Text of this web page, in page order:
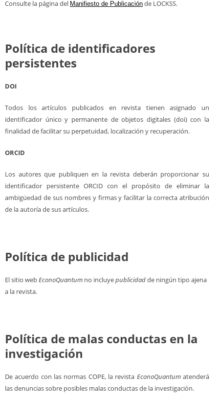
Consulte la página del Manifiesto de Publicaciónde LOCKSS.
Política de identificadores
persistentes
DOI
Todos los artículos publicados en revista tienen asignado un
identificador único y permanente de objetos digitales (doi) con la
finalidad de facilitar su perpetuidad, localización y recuperación.
ORCID
Los autores que publiquen en la revista deberán proporcionar su
identificador persistente ORCID con el propósito de eliminar la
ambigüedad de sus nombres y firmas y facilitar la correcta atribución
de la autoría de sus artículos.
Política de publicidad
El sitio webEconoQuantumno incluyepublicidadde ningún tipo ajena
a la revista.
Política de malas conductas en la
investigación
De acuerdo con las normas COPE, la revista EconoQuantumatenderá
las denuncias sobre posibles malas conductas de la investigación.